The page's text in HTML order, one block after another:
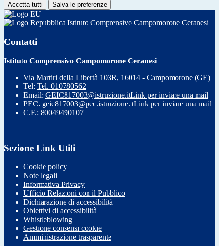
Accetta tutti Salva le preferenze
Istituto Comprensivo Campomorone Ceranesi
Contatti
Istituto Comprensivo Campomorone Ceranesi
Via Martiri della Libertà 103R, 16014 - Campomorone (GE)
Tel: Tel. 010780562
Email: GEIC817003@istruzione.itLink per inviare una mail
PEC: geic817003@pec.istruzione.itLink per inviare una mail
C.F.: 80049490107
Sezione Link Utili
Cookie policy
Note legali
Informativa Privacy
Ufficio Relazioni con il Pubblico
Dichiarazione di accessibilità
Obiettivi di accessibilità
Whistleblowing
Gestione consensi cookie
Amministrazione trasparente